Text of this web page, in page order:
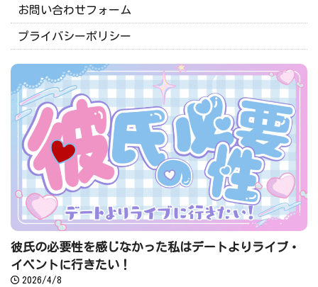
お問い合わせフォーム
プライバシーポリシー
彼氏の必要性を感じなかった私はデートよりライブ・
イベントに行きたい！
2026/4/8